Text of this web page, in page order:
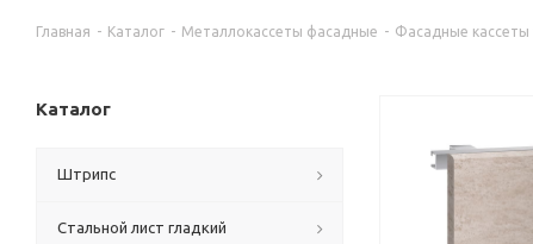
Главная - Каталог - Металлокассеты фасадные - Фасадные кассеты
Каталог
Штрипс
Стальной лист гладкий